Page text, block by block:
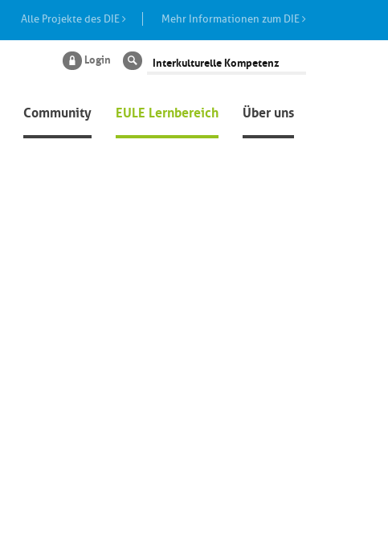
Alle Projekte des DIE Mehr Informationen zum DIE
Community EULE Lernbereich Über uns
Login Suche